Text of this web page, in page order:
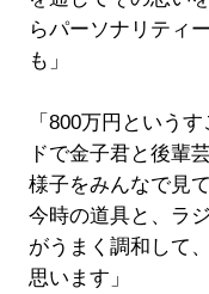
らパーソナリティ
も」
「800万円という
ドで金子君と後輩
様子をみんなで見
今時の道具と、ラ
がうまく調和して
思います」